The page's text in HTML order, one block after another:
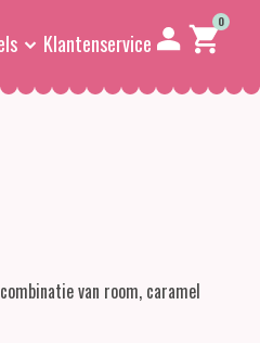
Klantenservice
0
van room, caramel